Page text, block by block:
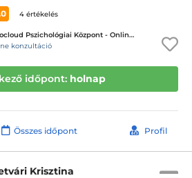
4 értékelés
Pszichocloud Pszichológiai Központ - Online ügyfélfogadás
konzultáció
időpont: holnap
Összes időpont Profil
Krisztina